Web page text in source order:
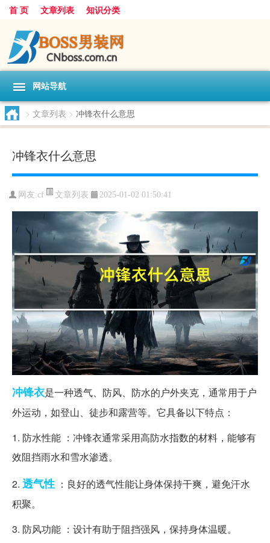
首 页 文章列表 知识分类
网站导航
> 文章列表 > 冲锋衣什么意思
冲锋衣什么意思
网友:cf 文章列表 2025-01-02 01:50:41
冲锋衣是一种透气、防风、防水的户外夹克，通常用于户
外运动，如登山、徒步和露营等。它具备以下特点：
1. 防水性能 ：冲锋衣通常采用高防水指数的材料，能够有
效阻挡雨水和雪水渗透。
2. 透气性 ：良好的透气性能让身体保持干爽，避免汗水
积聚。
3. 防风功能 ：设计有助于阻挡强风，保持身体温暖。